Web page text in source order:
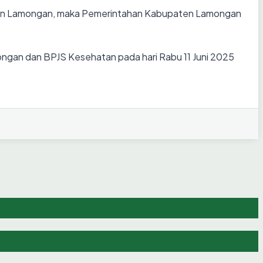
Lamongan, maka Pemerintahan Kabupaten Lamongan
dan BPJS Kesehatan pada hari Rabu 11 Juni 2025
2026Brawijaya
Bojonegoro